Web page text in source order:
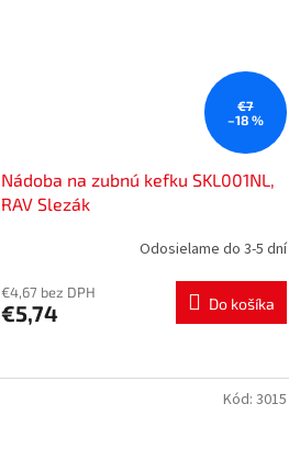
€7
–18 %
Nádoba na zubnú kefku SKL001NL,
RAV Slezák
Odosielame do 3-5 dní
€4,67 bez DPH
€5,74 Do košíka
Kód: 3015